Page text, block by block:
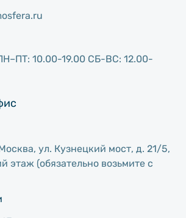
10.00-19.00 СБ-ВС: 12.00-
ул. Кузнецкий мост, д. 21/5,
этаж (обязательно возьмите с